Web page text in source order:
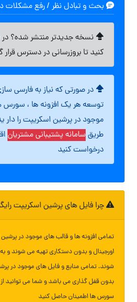
بحث و تبادل نظر / رفع مشکلات
نسخه جدیدتر منتشر شده؟ در
کنید تا بروزرسانی در دسترس قرار
در صورتی که نیاز به فارسی
توسعه هر یک افزونه ها ، سورس
موجود در پرشین اسکریپت را دار
طریقسامانه پشتیبانی مشتریان
درخواست کنید
چرا فایل های پرشین اسکریپت
تمامی افزونه ها و قالب های موجود در
اورجینال و بدون دستکاری تهیه می شوند و
شوند. تمامی منابع و فایل های موجود در
بدون قفل گذاری می باشد و شما می توانید
سورس ها اطمینان حاصل کنید